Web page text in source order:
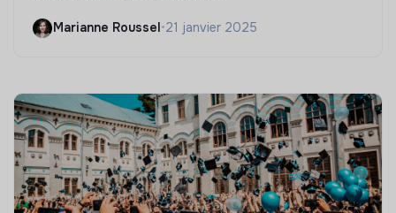
Marianne Roussel•21 janvier 2025